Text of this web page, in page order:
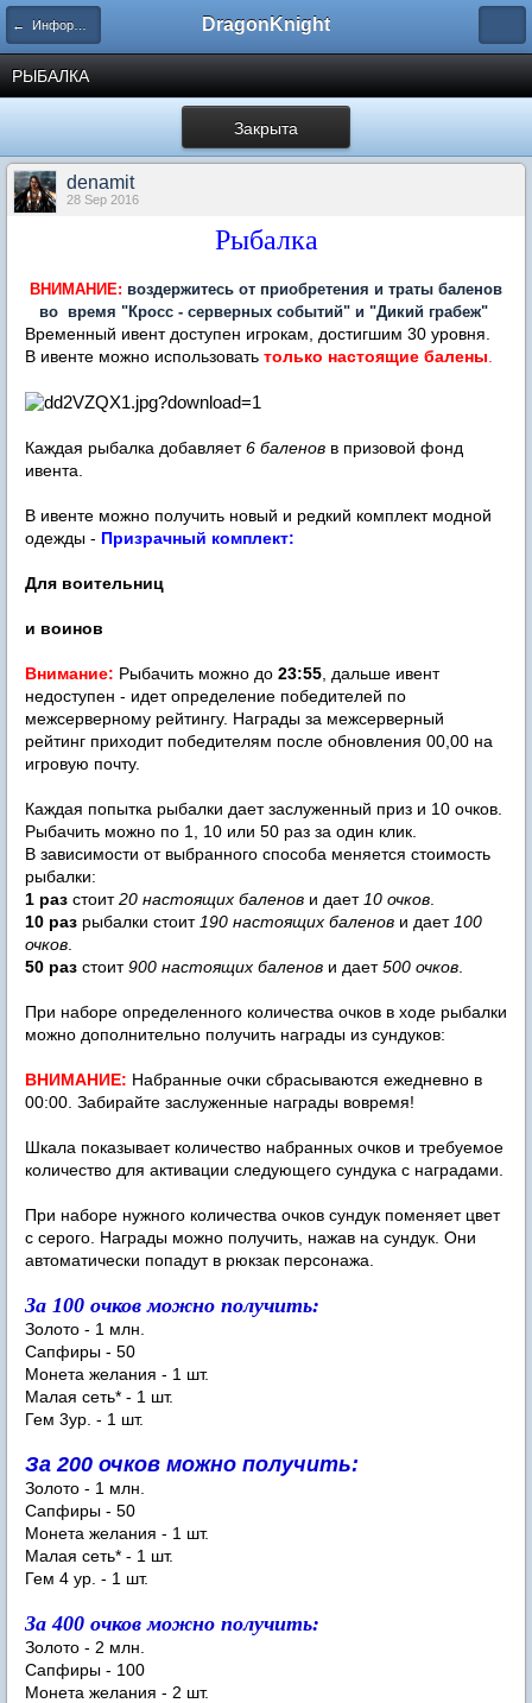
← Информация и гайды по игре DragonKnight
РЫБАЛКА
Закрыта
denamit
28 Sep 2016
Рыбалка
ВНИМАНИЕ: воздержитесь от приобретения и траты баленов
во время "Кросс - серверных событий" и "Дикий грабеж"
Временный ивент доступен игрокам, достигшим 30 уровня.
В ивенте можно использовать только настоящие балены
Каждая рыбалка добавляет6 баленов в призовой фонд
ивента.
В ивенте можно получить новый и редкий комплект модной
одежды - Призрачный комплект:
Для воительниц
и воинов
Внимание: Рыбачить можно до 23:55 , дальше ивент
недоступен - идет определение победителей по
межсерверному рейтингу. Награды за межсерверный
рейтинг приходит победителям после обновления 00,00 на
игровую почту.
Каждая попытка рыбалки дает заслуженный приз и 10 очков.
Рыбачить можно по 1, 10 или 50 раз за один клик.
В зависимости от выбранного способа меняется стоимость
рыбалки:
1 раз стоит20 настоящих баленов и дает 10 очков
10 раз рыбалки стоит 190 настоящих баленов и дает 100
очков
50 раз стоит900 настоящих баленов и дает500 очков
При наборе определенного количества очков в ходе рыбалки
можно дополнительно получить награды из сундуков:
ВНИМАНИЕ: Набранные очки сбрасываются ежедневно в
00:00. Забирайте заслуженные награды вовремя!
Шкала показывает количество набранных очков и требуемое
количество для активации следующего сундука с наградами.
При наборе нужного количества очков сундук поменяет цвет
с серого. Награды можно получить, нажав на сундук. Они
автоматически попадут в рюкзак персонажа.
За 100 очков можно получить:
Золото - 1 млн.
Сапфиры - 50
Монета желания - 1 шт.
Малая сеть* - 1 шт.
Гем 3ур. - 1 шт.
За 200 очков можно получить:
Золото - 1 млн.
Сапфиры - 50
Монета желания - 1 шт.
Малая сеть* - 1 шт.
Гем 4 ур. - 1 шт.
За 400 очков можно получить:
Золото - 2 млн.
Сапфиры - 100
Монета желания - 2 шт.